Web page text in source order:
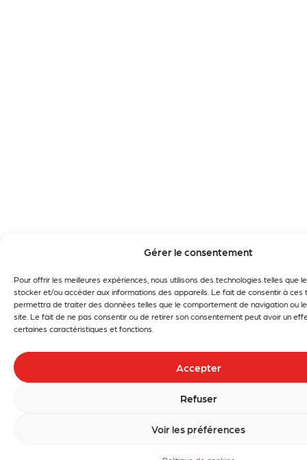
Gérer le consentement
Pour offrir les meilleures expériences, nous utilisons des technologies telles que
stocker et/ou accéder aux informations des appareils. Le fait de consentir à ces
permettra de traiter des données telles que le comportement de navigation ou
site. Le fait de ne pas consentir ou de retirer son consentement peut avoir un
certaines caractéristiques et fonctions.
Accepter
Refuser
Voir les préférences